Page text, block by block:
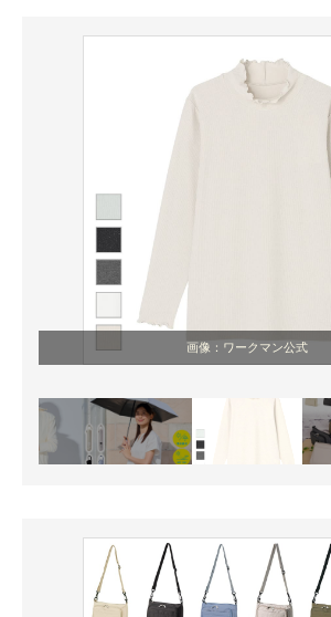
画像：ワークマン公式